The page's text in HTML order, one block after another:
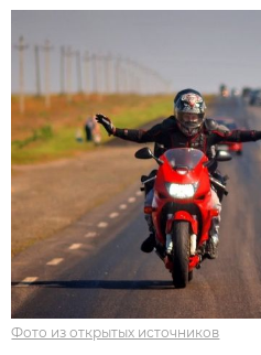
Фото из открытых источников